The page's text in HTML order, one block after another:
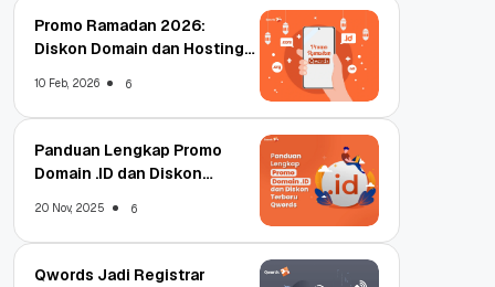
Promo Ramadan 2026:
Diskon Domain dan Hosting
10 Feb, 2026 6
Panduan Lengkap Promo
Domain .ID dan Diskon
20 Nov, 2025 6
Qwords Jadi Registrar